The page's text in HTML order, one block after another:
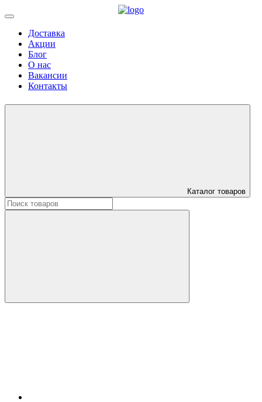
Доставка
Акции
Блог
О нас
Вакансии
Контакты
Каталог товаров
Искать: